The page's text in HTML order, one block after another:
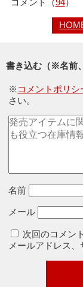
コメント（94）
書き込む（※名前
※ コメントポリシ
さい。
名前
メール
次回のコメン
メールアドレス、